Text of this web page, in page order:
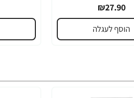
₪27.90
הוסף לעגלה